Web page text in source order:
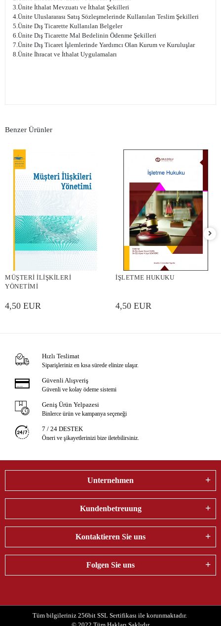
3.Ünite İthalat Mevzuatı ve İthalat Şekilleri
4.Ünite Uluslararası Satış Sözleşmelerinde Kullanılan Teslim Şekilleri
5.Ünite Dış Ticarette Kullanılan Belgeler
6.Ünite Dış Ticarette Mal Bedelinin Ödenme Şekilleri
7.Ünite Dış Ticaret İşlemlerinde Yardımcı Olan Kurum ve Kuruluşlar
8.Ünite İhracat ve İthalat Uygulamaları
Benzer Ürünler
MÜŞTERİ İLİŞKİLERİ
YÖNETİMİ
4,50 EUR
İŞLETME HUKUKU
4,50 EUR
Hızlı Teslimat
Siparişleriniz en kısa sürede elinize ulaşır.
Güvenli Alışveriş
Güvenli ve kolay ödeme sistemi
Geniş Ürün Yelpazesi
Binlerce ürün ve kampanya seçeneği
7 / 24 DESTEK
Öneri ve şikayetlerinizi bize iletebilirsiniz.
Unternehmen
Kundenbetreuung
Kontaktieren Sie uns
Folgen Sie uns
Tüm bilgileriniz 256bit SSL Sertifikası ile korunmaktadır.